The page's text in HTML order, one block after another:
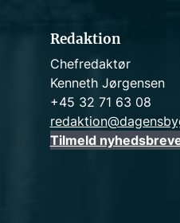
Redaktion
Chefredaktør
Kenneth Jørgensen
+45 32 71 63 08
Tilmeld